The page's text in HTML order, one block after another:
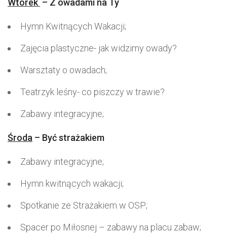
Wtorek – Z owadami na Ty
Hymn Kwitnących Wakacji;
Zajęcia plastyczne- jak widzimy owady?
Warsztaty o owadach;
Teatrzyk leśny- co piszczy w trawie?
Zabawy integracyjne;
Środa – Być strażakiem
Zabawy integracyjne;
Hymn kwitnących wakacji;
Spotkanie ze Strażakiem w OSP;
Spacer po Miłosnej – zabawy na placu zabaw;